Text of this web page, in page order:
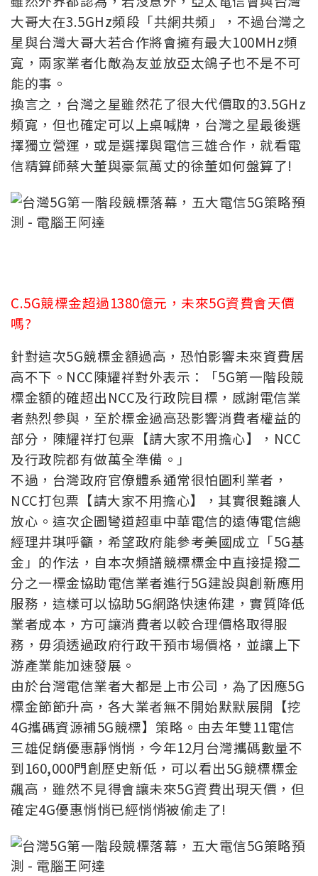
大哥大在3.5GHz頻段「共網共頻」，不過台灣之
星與台灣大哥大若合作將會擁有最大100MHz頻
寬，兩家業者化敵為友並放亞太鴿子也不是不可
能的事。
換言之，台灣之星雖然花了很大代價取的3.5GHz
頻寬，但也確定可以上桌喊牌，台灣之星最後選
擇獨立營運，或是選擇與電信三雄合作，就看電
信精算師蔡大董與豪氣萬丈的徐董如何盤算了!
C.5G競標金超過1380億元，未來5G資費會天價
嗎?
針對這次5G競標金額過高，恐怕影響未來資費居
高不下。NCC陳耀祥對外表示：「5G第一階段競
標金額的確超出NCC及行政院目標，感謝電信業
者熱烈參與，至於標金過高恐影響消費者權益的
部分，陳耀祥打包票【請大家不用擔心】，NCC
及行政院都有做萬全準備。」
不過，台灣政府官僚體系通常很怕圖利業者，
NCC打包票【請大家不用擔心】，其實很難讓人
放心。這次企圖彎道超車中華電信的遠傳電信總
經理井琪呼籲，希望政府能參考美國成立「5G基
金」的作法，自本次頻譜競標標金中直接提撥二
分之一標金協助電信業者進行5G建設與創新應用
服務，這樣可以協助5G網路快速佈建，實質降低
業者成本，方可讓消費者以較合理價格取得服
務，毋須透過政府行政干預市場價格，並讓上下
游產業能加速發展。
由於台灣電信業者大都是上市公司，為了因應5G
標金節節升高，各大業者無不開始默默展開【挖
4G攜碼資源補5G競標】策略。由去年雙11電信
三雄促銷優惠靜悄悄，今年12月台灣攜碼數量不
到160,000門創歷史新低，可以看出5G競標標金
飆高，雖然不見得會讓未來5G資費出現天價，但
確定4G優惠悄悄已經悄悄被偷走了!